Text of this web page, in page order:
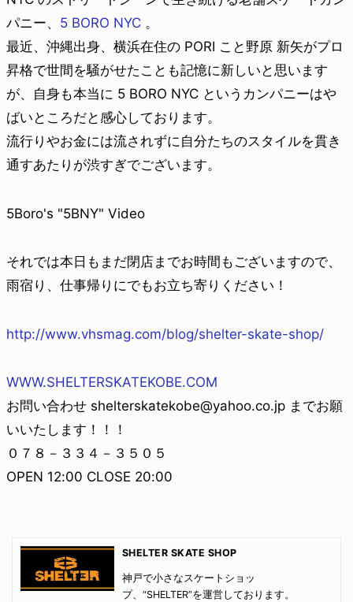
パニー、 5 BORO NYC 。
最近、沖縄出身、横浜在住の PORI こと野原 新矢がプロ
昇格で世間を騒がせたことも記憶に新しいと思います
が、自身も本当に 5 BORO NYC というカンパニーはや
ばいところだと感心しております。
流行りやお金には流されずに自分たちのスタイルを貫き
通すあたりが渋すぎでございます。
5Boro's "5BNY" Video
それでは本日もまだ閉店までお時間もございますので、
雨宿り、仕事帰りにでもお立ち寄りください！
http://www.vhsmag.com/blog/shelter-skate-shop/
WWW.SHELTERSKATEKOBE.COM
お問い合わせ shelterskatekobe@yahoo.co.jp までお願
いいたします！！！
０７８－３３４－３５０５
OPEN 12:00 CLOSE 20:00
SHELTER SKATE SHOP
神戸で小さなスケートショッ
プ、“SHELTER”を運営しております。